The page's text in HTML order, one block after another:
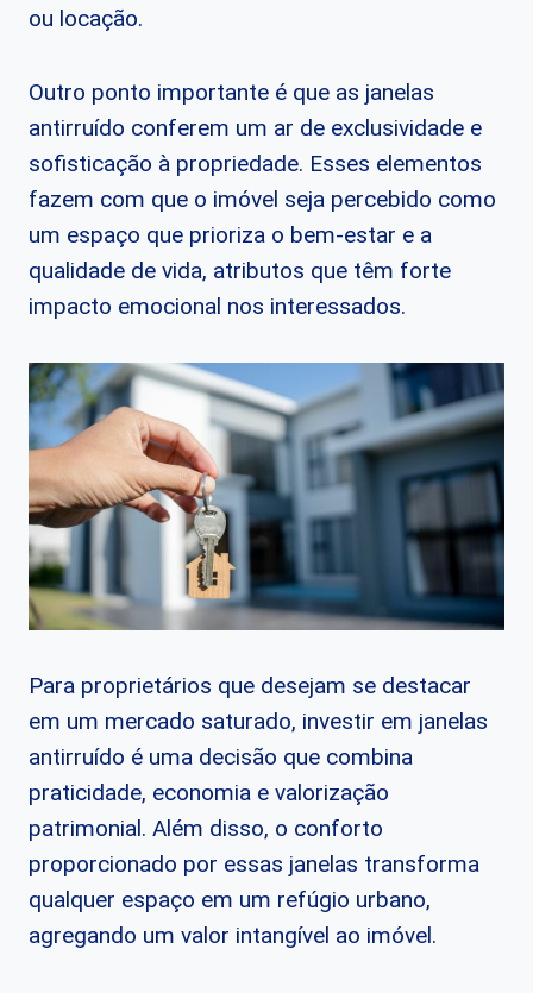
ou locação.
Outro ponto importante é que as janelas
antirruído conferem um ar de exclusividade e
sofisticação à propriedade. Esses elementos
fazem com que o imóvel seja percebido como
um espaço que prioriza o bem-estar e a
qualidade de vida, atributos que têm forte
impacto emocional nos interessados.
Para proprietários que desejam se destacar
em um mercado saturado, investir em janelas
antirruído é uma decisão que combina
praticidade, economia e valorização
patrimonial. Além disso, o conforto
proporcionado por essas janelas transforma
qualquer espaço em um refúgio urbano,
agregando um valor intangível ao imóvel.